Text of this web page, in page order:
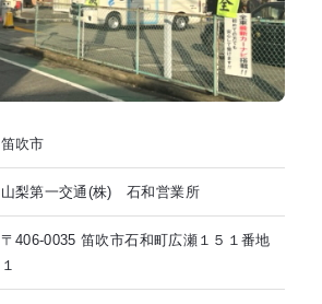
笛吹市
山梨第一交通(株) 石和営業所
〒406-0035 笛吹市石和町広瀬１５１番地
１